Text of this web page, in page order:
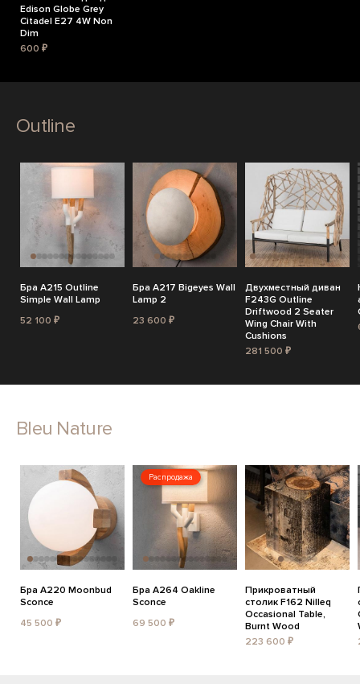
Edison Globe Grey
Citadel E27 4W Non
Dim
600 ₽
Outline
Бра A215 Outline
Simple Wall Lamp
52 100 ₽
Бра A217 Bigeyes Wall
Lamp 2
23 600 ₽
Двухместный диван
F243G Outline
Driftwood 2 Seater
Wing Chair With
Cushions
281 500 ₽
Bleu Nature
Бра A220 Moonbud
Sconce
45 500 ₽
Распродажа
Бра A264 Oakline
Sconce
69 500 ₽
Прикроватный
столик F162 Nilleq
Occasional Table,
Burnt Wood
223 600 ₽